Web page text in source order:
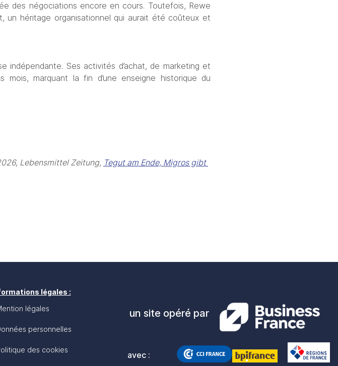
des négociations encore en cours. Toutefois, Rewe
un héritage organisationnel qui aurait été coûteux et
indépendante. Ses activités d’achat, de marketing et
marquant la fin d’une enseigne historique du
Lebensmittel Zeitung, Tegut am Ende, Migros gibt
légales :
légales
personnelles
des cookies
un site opéré par
avec :